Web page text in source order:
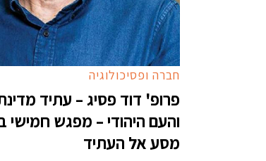
חברה ופסיכולוגיה
פרופ' דוד פסיג – עתיד
והעם היהודי – מפגש חמישי
מסע אל העתיד